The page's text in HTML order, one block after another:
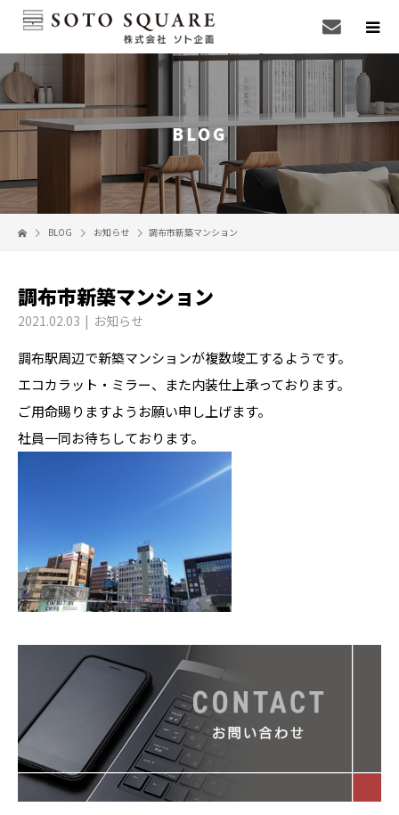
BLOG
BLOG お知らせ 調布市新築マンション
調布市新築マンション
2021.02.03 お知らせ
調布駅周辺で新築マンションが複数竣工するようです。
エコカラット・ミラー、また内装仕上承っております。
ご用命賜りますようお願い申し上げます。
社員一同お待ちしております。